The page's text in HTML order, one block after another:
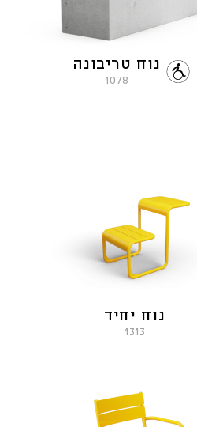
נוח טריבונה
1078
נוח יחיד
1313